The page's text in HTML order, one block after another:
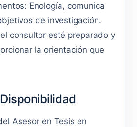
Enología, comunica
de investigación.
consultor esté preparado y
la orientación que
Asesor en Tesis en